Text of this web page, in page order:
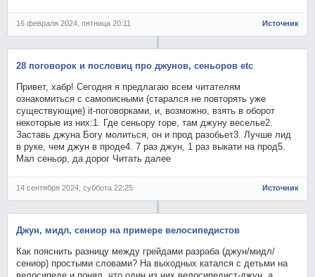
16 февраля 2024, пятница 20:11 Источник
28 поговорок и пословиц про джунов, сеньоров etc
Привет, хабр! Сегодня я предлагаю всем читателям
ознакомиться с самописными (старался не повторять уже
существующие) it-поговорками, и, возможно, взять в оборот
некоторые из них:1. Где сеньору горе, там джуну веселье2.
Заставь джуна Богу молиться, он и прод разобьет3. Лучше лид
в руке, чем джун в проде4. 7 раз джун, 1 раз выкати на прод5.
Мал сеньор, да дорог Читать далее
14 сентября 2024, суббота 22:25 Источник
Джун, мидл, сениор на примере велосипедистов
Как пояснить разницу между грейдами разраба (джун/мидл/
сениор) простыми словами? На выходных катался с детьми на